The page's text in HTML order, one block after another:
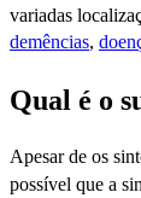
variadas
demências,
Qual é o
Apesar de os
possível que a